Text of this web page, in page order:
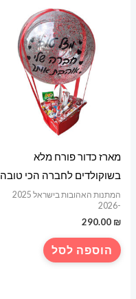
מארז כדור פורח מלא
בשוקולדים לחברה הכי טובה
המתנות האהובות בישראל 2025
-2026
290.00 ₪
הוספה לסל